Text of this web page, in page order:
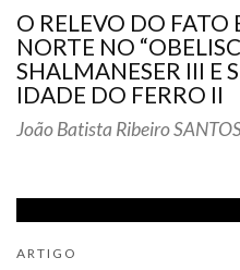
O RELEVO DO FATO
NORTE NO
SHALMANESER III E
IDADE DO FERRO II
João Batista Ribeiro
ARTIGO